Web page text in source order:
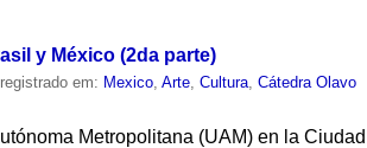
y México (2da parte)
em: Mexico ,Arte ,Cultura ,Cátedra Olavo
Metropolitana (UAM) en la Ciudad